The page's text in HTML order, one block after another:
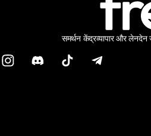
समर्थन केंद्रव्यापार और लेनदेन